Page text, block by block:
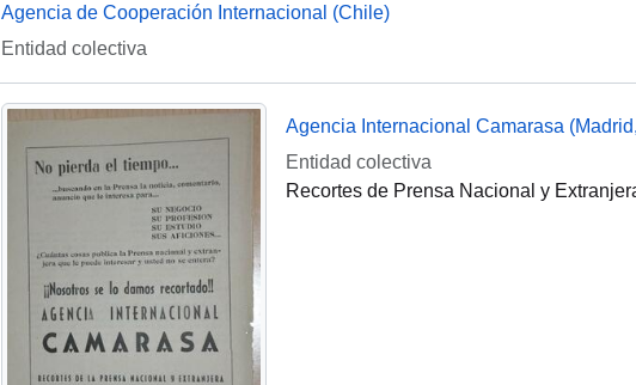
Agencia de Cooperación Internacional (Chile)
Entidad colectiva
Agencia Internacional Camarasa
Entidad colectiva
Recortes de Prensa Nacional y